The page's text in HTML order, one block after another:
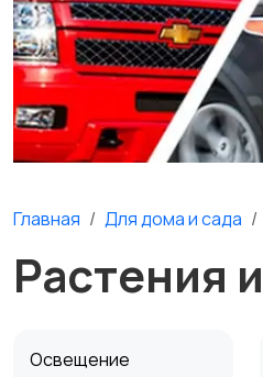
Главная Для дома и cада
Растения
Освещение